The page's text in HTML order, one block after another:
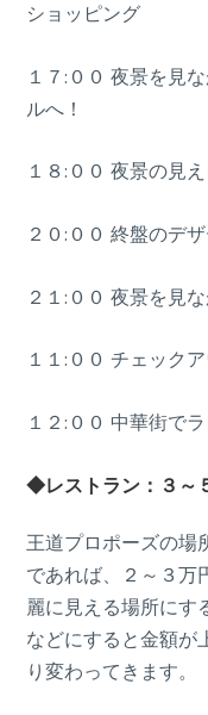
ショッピング
１７:００ 夜景を見
ルへ！
１８:００ 夜景の見
２０:００ 終盤のデ
２１:００ 夜景を見
１１:００ チェック
１２:００ 中華街で
◆レストラン：３～
王道プロポーズの場
であれば、２～３万
麗に見える場所にす
などにすると金額が
り変わってきます。